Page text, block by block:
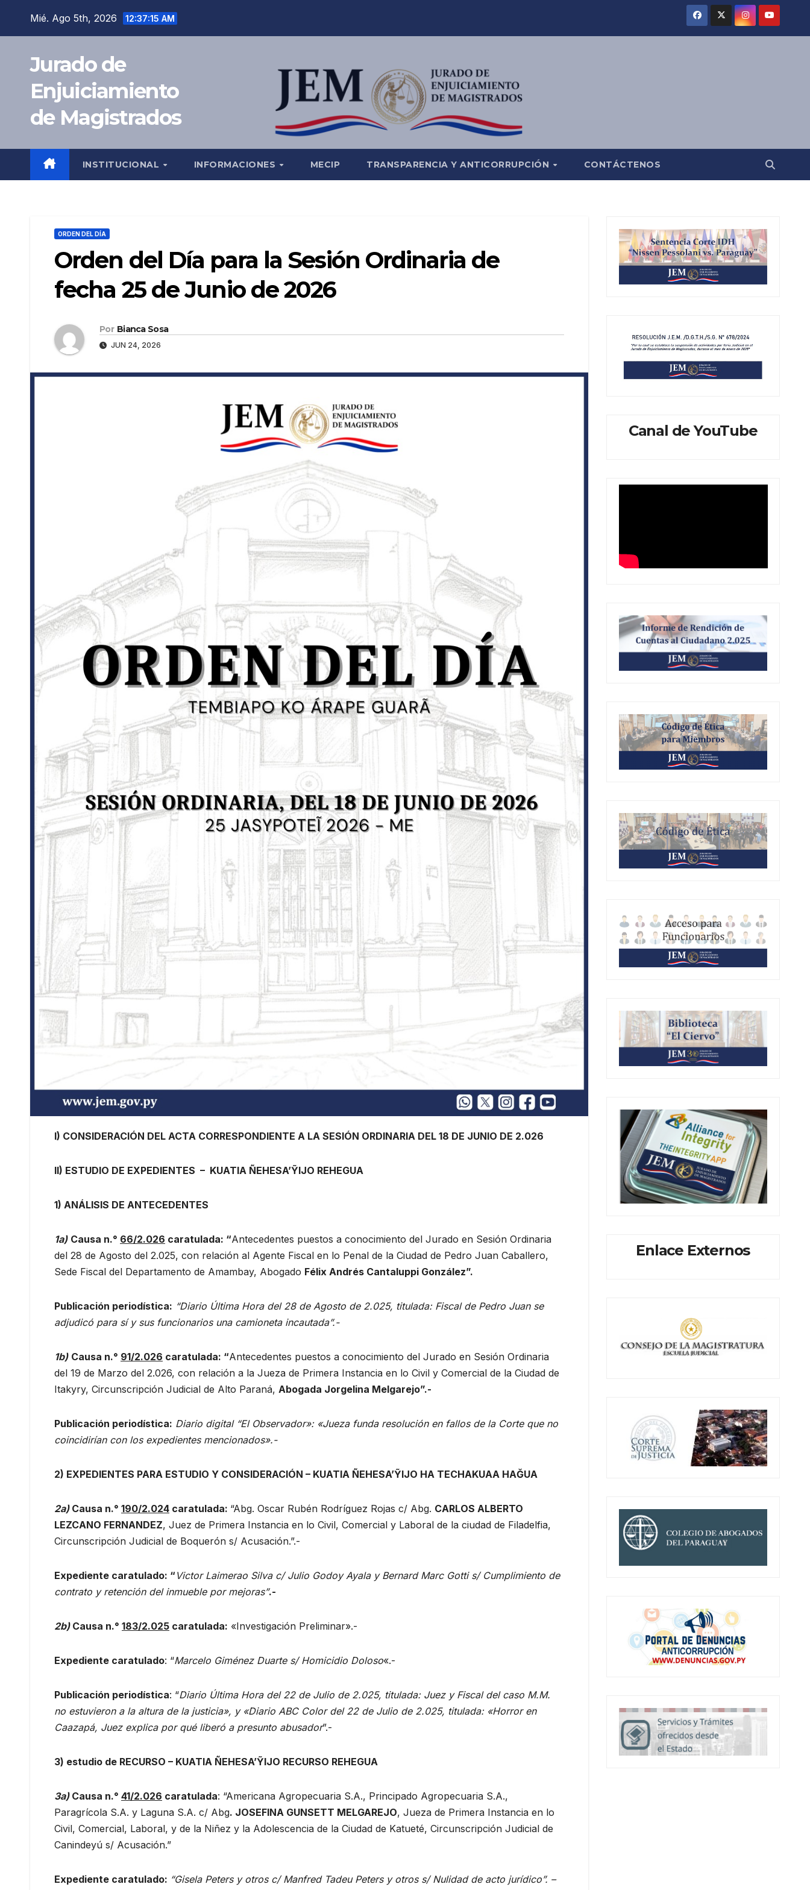
Mié. Ago 5th, 2026 12:37:16 AM
Jurado de
Enjuiciamiento
de Magistrados
INSTITUCIONAL INFORMACIONES MECIP TRANSPARENCIA Y ANTICORRUPCIÓN CONTÁCTENOS
ORDEN DEL DÍA
Orden del Día para la Sesión Ordinaria de
fecha 25 de Junio de 2026
Por Bianca Sosa
JUN 24, 2026
I) CONSIDERACIÓN DEL ACTA CORRESPONDIENTE A LA SESIÓN ORDINARIA DEL 18 DE JUNIO DE 2.026
II) ESTUDIO DE EXPEDIENTES – KUATIA ÑEHESA’ỸIJO REHEGUA
1) ANÁLISIS DE ANTECEDENTES
1a) Causa n.° 66/2.026 caratulada: “Antecedentes puestos a conocimiento del Jurado en Sesión Ordinaria
del 28 de Agosto del 2.025, con relación al Agente Fiscal en lo Penal de la Ciudad de Pedro Juan Caballero,
Sede Fiscal del Departamento de Amambay, Abogado Félix Andrés Cantaluppi González”.
Publicación periodística: “Diario Última Hora del 28 de Agosto de 2.025, titulada: Fiscal de Pedro Juan se
adjudicó para sí y sus funcionarios una camioneta incautada”.-
1b) Causa n.° 91/2.026 caratulada: “Antecedentes puestos a conocimiento del Jurado en Sesión Ordinaria
del 19 de Marzo del 2.026, con relación a la Jueza de Primera Instancia en lo Civil y Comercial de la Ciudad de
Itakyry, Circunscripción Judicial de Alto Paraná, Abogada Jorgelina Melgarejo”.-
Publicación periodística: Diario digital “El Observador»: «Jueza funda resolución en fallos de la Corte que no
coincidirían con los expedientes mencionados».-
2) EXPEDIENTES PARA ESTUDIO Y CONSIDERACIÓN – KUATIA ÑEHESA’ỸIJO HA TECHAKUAA HAĞUA
2a)Causa n.° 190/2.024 caratulada: “Abg. Oscar Rubén Rodríguez Rojas c/ Abg. CARLOS ALBERTO
LEZCANO FERNANDEZ, Juez de Primera Instancia en lo Civil, Comercial y Laboral de la ciudad de Filadelfia,
Circunscripción Judicial de Boquerón s/ Acusación.”.-
Expediente caratulado: “ Victor Laimerao Silva c/ Julio Godoy Ayala y Bernard Marc Gotti s/ Cumplimiento de
contrato y retención del inmueble por mejoras”.-
2b)Causa n.° 183/2.025 caratulada: «Investigación Preliminar».-
Expediente caratulado: “Marcelo Giménez Duarte s/ Homicidio Doloso«.-
Publicación periodística: “Diario Última Hora del 22 de Julio de 2.025, titulada: Juez y Fiscal del caso M.M.
no estuvieron a la altura de la justicia», y «Diario ABC Color del 22 de Julio de 2.025, titulada: «Horror en
Caazapá, Juez explica por qué liberó a presunto abusador”.-
3) estudio de RECURSO – KUATIA ÑEHESA’ỸIJO RECURSO REHEGUA
3a)Causa n.° 41/2.026 caratulada: “Americana Agropecuaria S.A., Principado Agropecuaria S.A.,
Paragrícola S.A. y Laguna S.A. c/ Abg. JOSEFINA GUNSETT MELGAREJO, Jueza de Primera Instancia en lo
Civil, Comercial, Laboral, y de la Niñez y la Adolescencia de la Ciudad de Katueté, Circunscripción Judicial de
Canindeyú s/ Acusación.”
Expediente caratulado: “Gisela Peters y otros c/ Manfred Tadeu Peters y otros s/ Nulidad de acto jurídico”. –
Canal de YouTube
Enlace Externos